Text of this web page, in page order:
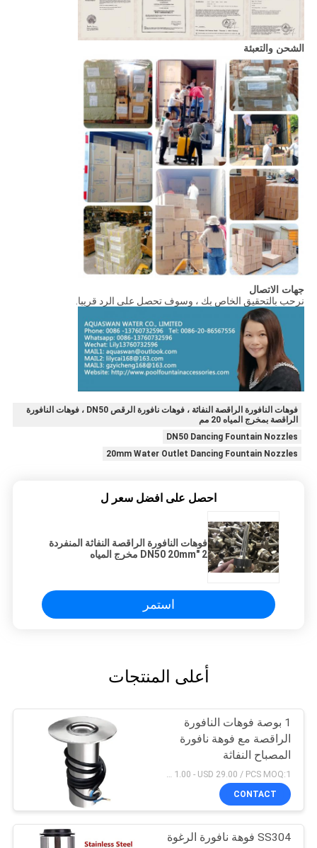
الشحن والتعبئة
جهات الاتصال
نرحب بالتحقيق الخاص بك ، وسوف تحصل على الرد قريبا.
فوهات النافورة الراقصة النفاثة ، فوهات نافورة الرقص DN50 ، فوهات النافورة
الراقصة بمخرج المياه 20 مم
DN50 Dancing Fountain Nozzles
20mm Water Outlet Dancing Fountain Nozzles
احصل على افضل سعر ل
فوهات النافورة الراقصة النفاثة المنفردة
2 "DN50 20mm مخرج المياه
استمر
أعلى المنتجات
1 بوصة فوهات النافورة
الراقصة مع فوهة نافورة
المصباح النفاثة
USD 1.00 - USD 29.00 / PCS MOQ:1 قطعة
CONTACT
SS304 فوهة نافورة الرغوة